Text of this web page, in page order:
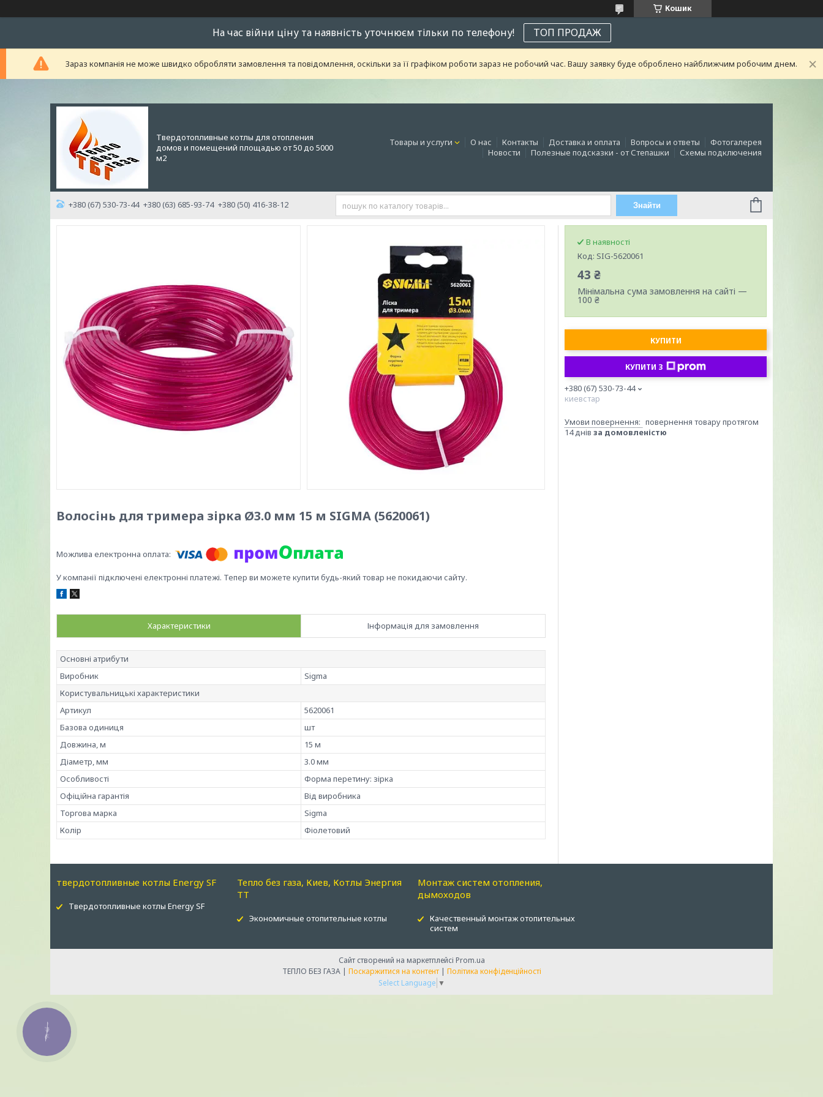
Кошик
На час війни ціну та наявність уточнюєм тільки по телефону! ТОП ПРОДАЖ
Зараз компанія не може швидко обробляти замовлення та повідомлення, оскільки за її графіком роботи зараз не робочий час. Вашу заявку буде оброблено найближчим робочим днем.
Твердотопливные котлы для отопления
домов и помещений площадью от 50 до 5000
м2
Товары и услуги О нас Контакты Доставка и оплата Вопросы и ответы
Фотогалерея
Новости
Полезные подсказки - от Степашки Схемы подключения
+380 (67) 530-73-44 +380 (63) 685-93-74 +380 (50) 416-38-12 Знайти
Волосінь для тримера зірка Ø3.0 мм 15 м SIGMA (5620061)
У компанії підключені електронні платежі. Тепер ви можете купити будь-який товар не покидаючи сайту.
Характеристики Інформація для замовлення
Основні атрибути
Виробник
Sigma
Користувальницькі характеристики
Артикул
5620061
Базова одиниця
шт
Довжина, м
15 м
Діаметр, мм
3.0 мм
Особливості
Форма перетину: зірка
Офіційна гарантія
Від виробника
Торгова марка
Sigma
Колір
Фіолетовий
В наявності
Код: SIG-5620061
43 ₴
Мінімальна сума замовлення на сайті —
100 ₴
КУПИТИ
КУПИТИ З
+380 (67) 530-73-44
киевстар
повернення товару протягом
14 днів за домовленістю
твердотопливные котлы Energy SF
Твердотопливные котлы Energy SF
Тепло без газа, Киев, Котлы Энергия
ТТ
Экономичные отопительные котлы
Монтаж систем отопления,
дымоходов
Качественный монтаж отопительных
систем
Сайт створений на маркетплейсі Prom.ua
ТЕПЛО БЕЗ ГАЗА | Поскаржитися на контент | Політика конфіденційності
Select Language ▼
КНОПКА
ЗВ'ЯЗКУ